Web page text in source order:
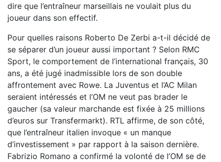
dire que l’entraîneur marseillais ne voulait plus du
joueur dans son effectif.
Pour quelles raisons Roberto De Zerbi a-t-il décidé de
se séparer d’un joueur aussi important ? Selon RMC
Sport, le comportement de l’international français, 30
ans, a été jugé inadmissible lors de son double
affrontement avec Rowe. La Juventus et l’AC Milan
seraient intéressés et l’OM ne veut pas brader le
gaucher (sa valeur marchande est fixée à 25 millions
d’euros sur Transfermarkt). RTL affirme, de son côté,
que l’entraîneur italien invoque « un manque
d’investissement » par rapport à la saison dernière.
Fabrizio Romano a confirmé la volonté de l’OM se de